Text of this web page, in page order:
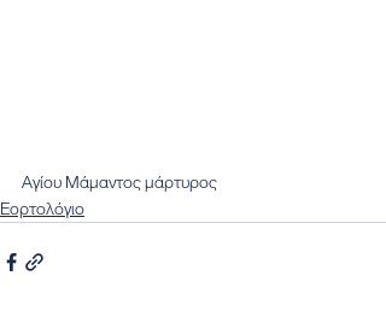
Αγίου Μάμαντος μάρτυρος
Εορτολόγιο